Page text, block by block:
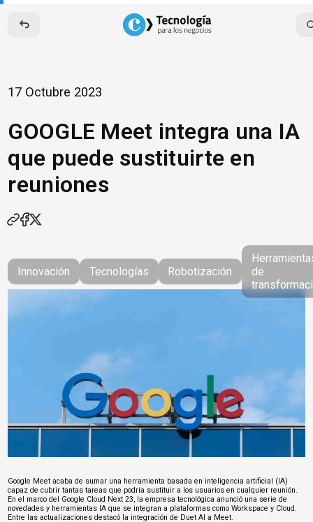
Skip
content
17 Octubre 2023
GOOGLE Meet integra una IA
que puede sustituirte en
reuniones
Innovación Tecnologías Robotización
de
Google Meet acaba de sumar una herramienta basada en inteligencia artificial (IA)
capaz de cubrir tantas tareas que podría sustituir a los usuarios en cualquier reunión.
En el marco del
Google Cloud Next 23, la empresa tecnológica anunció una serie de
novedades y herramientas IA que se integran a plataformas como Workspace y Cloud.
Entre las actualizaciones destacó la integración de Duet AI a Meet.